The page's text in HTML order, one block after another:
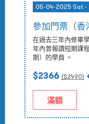
05-04-2025 Sat
參加門票（香
在過去三年內修畢
年內曾報讀短期課
期）的學員 。
$2366 ($2490)
滿額